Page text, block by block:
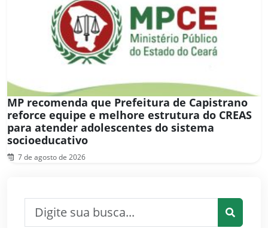
MP recomenda que Prefeitura de Capistrano
reforce equipe e melhore estrutura do CREAS
para atender adolescentes do sistema
socioeducativo
7 de agosto de 2026